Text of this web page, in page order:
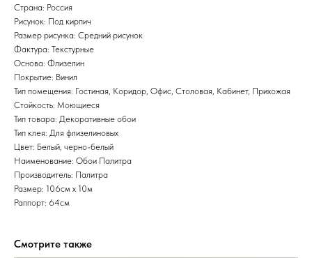
Страна: Россия
Рисунок: Под кирпич
Размер рисунка: Средний рисунок
Фактура: Текстурные
Основа: Флизелин
Покрытие: Винил
Тип помещения: Гостиная, Коридор, Офис, Столовая, Кабинет, Прихожая
Стойкость: Моющиеся
Тип товара: Декоративные обои
Тип клея: Для флизелиновых
Цвет: Белый, черно-белый
Наименование: Обои Палитра
Производитель: Палитра
Размер: 106см х 10м
Раппорт: 64см
Смотрите также